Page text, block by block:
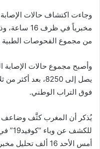
من مجموع الفحوصات الطبية
وأصبح مجموع حالات الإصابة
يصل إلى 8250،
فوق التراب الوطني.
يُذكر أن المغرب كثَّف وضاعف
أمس الأحد 16 ألف تحليل مخبري